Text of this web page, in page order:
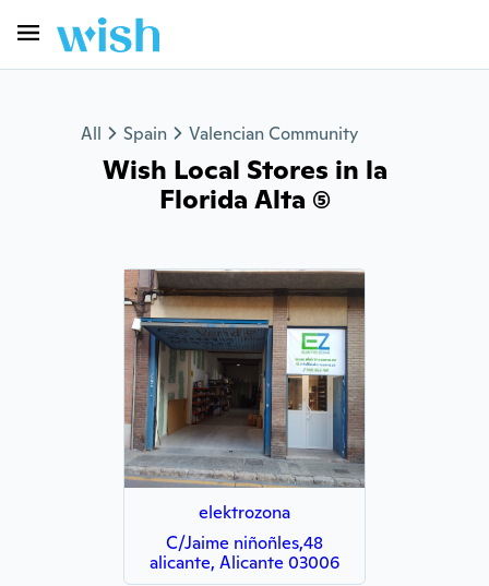
All Spain Valencian Community
Wish Local Stores in la
Florida Alta (5)
elektrozona
C/Jaime niñoñles,48
alicante, Alicante 03006